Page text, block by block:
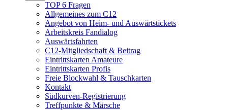
TOP 6 Fragen
Allgemeines zum C12
Angebot von Heim- und Auswärtstickets
Arbeitskreis Fandialog
Auswärtsfahrten
C12-Mitgliedschaft & Beitrag
Eintrittskarten Amateure
Eintrittskarten Profis
Freie Blockwahl & Tauschkarten
Kontakt
Südkurven-Registrierung
Treffpunkte & Märsche